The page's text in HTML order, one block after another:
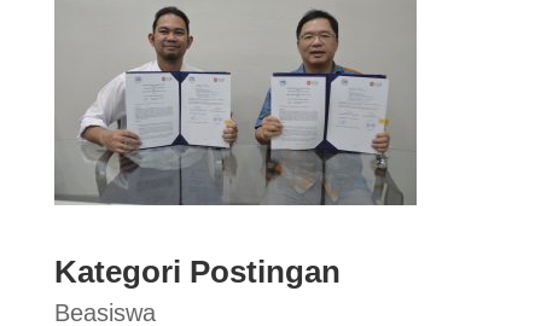
Kategori Postingan
Beasiswa